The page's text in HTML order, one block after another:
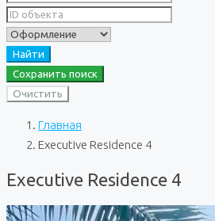
Найти
Сохранить поиск
Очистить
Главная
Executive Residence 4
Executive Residence 4